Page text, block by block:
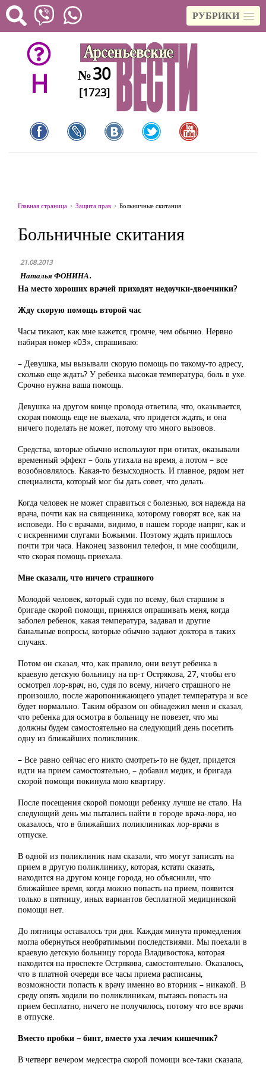
РУБРИКИ
H №30
[1723]
Главная страница Защита прав Больничные скитания
Больничные скитания
21.08.2013
Наталья ФОНИНА.
На место хороших врачей приходят недоучки-двоечники?
Жду скорую помощь второй час
Часы тикают, как мне кажется, громче, чем обычно. Нервно
набирая номер «03», спрашиваю:
– Девушка, мы вызывали скорую помощь по такому-то адресу,
сколько еще ждать? У ребенка высокая температура, боль в ухе.
Срочно нужна ваша помощь.
Девушка на другом конце провода ответила, что, оказывается,
скорая помощь еще не выехала, что придется ждать, и она
ничего поделать не может, потому что много вызовов.
Средства, которые обычно используют при отитах, оказывали
временный эффект – боль утихала на время, а потом – все
возобновлялось. Какая-то безысходность. И главное, рядом нет
специалиста, который мог бы дать совет, что делать.
Когда человек не может справиться с болезнью, вся надежда на
врача, почти как на священника, которому говорят все, как на
исповеди. Но с врачами, видимо, в нашем городе напряг, как и
с искренними слугами Божьими. Поэтому ждать пришлось
почти три часа. Наконец зазвонил телефон, и мне сообщили,
что скорая помощь приехала.
Мне сказали, что ничего страшного
Молодой человек, который судя по всему, был старшим в
бригаде скорой помощи, принялся опрашивать меня, когда
заболел ребенок, какая температура, задавал и другие
банальные вопросы, которые обычно задают доктора в таких
случаях.
Потом он сказал, что, как правило, они везут ребенка в
краевую детскую больницу на пр-т Острякова, 27, чтобы его
осмотрел лор-врач, но, судя по всему, ничего страшного не
произошло, после жаропонижающего упадет температура и все
будет нормально. Таким образом он обнадежил меня и сказал,
что ребенка для осмотра в больницу не повезет, что мы
должны будем самостоятельно на следующий день посетить
одну из ближайших поликлиник.
– Все равно сейчас его никто смотреть-то не будет, придется
идти на прием самостоятельно, – добавил медик, и бригада
скорой помощи покинула мою квартиру.
После посещения скорой помощи ребенку лучше не стало. На
следующий день мы пытались найти в городе врача-лора, но
оказалось, что в ближайших поликлиниках лор-врачи в
отпуске.
В одной из поликлиник нам сказали, что могут записать на
прием в другую поликлинику, которая, кстати сказать,
находится на другом конце города, но объяснили, что
ближайшее время, когда можно попасть на прием, появится
только в пятницу, иных вариантов бесплатной медицинской
помощи нет.
До пятницы оставалось три дня. Каждая минута промедления
могла обернуться необратимыми последствиями. Мы поехали в
краевую детскую больницу города Владивостока, которая
находится на проспекте Острякова, самостоятельно. Оказалось,
что в платной очереди все часы приема расписаны,
возможности попасть к врачу именно во вторник – никакой. В
среду опять ходили по поликлиникам, пытаясь попасть на
прием бесплатно, ничего не получилось, потому что все врачи
в отпуске.
Вместо пробки – бинт, вместо уха лечим кишечник?
В четверг вечером медсестра скорой помощи все-таки сказала,